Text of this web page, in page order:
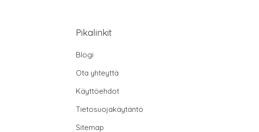
Pikalinkit
Blogi
Ota yhteyttä
Käyttöehdot
Tietosuojakäytäntö
Sitemap